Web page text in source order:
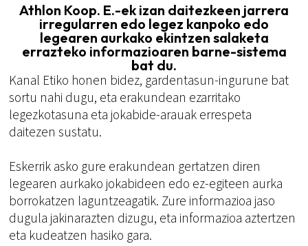
Athlon Koop. E.-ek izan daitezkeen jarrera
irregularren edo legez kanpoko edo
legearen aurkako ekintzen salaketa
errazteko informazioaren barne-sistema
bat du.
Kanal Etiko honen bidez, gardentasun-ingurune bat
sortu nahi dugu, eta erakundean ezarritako
legezkotasuna eta jokabide-arauak errespeta
daitezen sustatu.
Eskerrik asko gure erakundean gertatzen diren
legearen aurkako jokabideen edo ez-egiteen aurka
borrokatzen laguntzeagatik. Zure informazioa jaso
dugula jakinarazten dizugu, eta informazioa aztertzen
eta kudeatzen hasiko gara.